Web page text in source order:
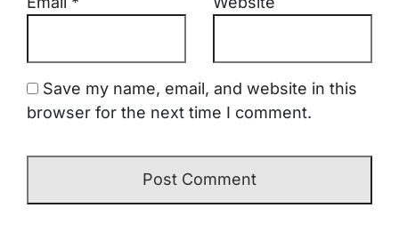
Save my name, email, and website in this
browser for the next time I comment.